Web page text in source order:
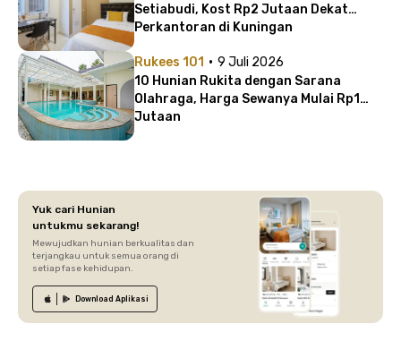
Setiabudi, Kost Rp2 Jutaan Dekat
Perkantoran di Kuningan
Rukees 101 · 9 Juli 2026
10 Hunian Rukita dengan Sarana
Olahraga, Harga Sewanya Mulai Rp1
Jutaan
Yuk cari Hunian
untukmu sekarang!
Mewujudkan hunian berkualitas dan
terjangkau untuk semua orang di
setiap fase kehidupan.
Download Aplikasi